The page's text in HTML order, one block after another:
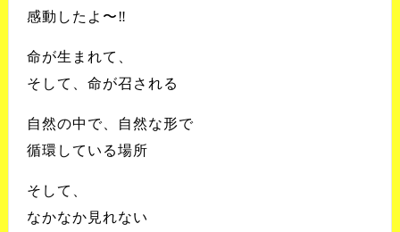
感動したよ〜‼️
命が生まれて、
そして、命が召される
自然の中で、自然な形で
循環している場所
そして、
なかなか見れない